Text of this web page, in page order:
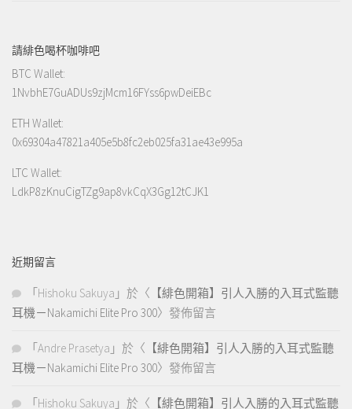
請緋色喝杯咖啡吧
BTC Wallet:
1NvbhE7GuADUs9zjMcm16FYss6pwDeiEBc
ETH Wallet:
0x69304a47821a405e5b8fc2eb025fa31ae43e995a
LTC Wallet:
LdkP8zKnuCigTZg9ap8vkCqX3Gg12tCJK1
近期留言
「 Hishoku Sakuya 」於〈 【緋色開箱】引人入勝的入耳式監聽
耳機－Nakamichi Elite Pro 300〉發佈留言
「 Andre Prasetya 」於〈 【緋色開箱】引人入勝的入耳式監聽
耳機－Nakamichi Elite Pro 300〉發佈留言
「 Hishoku Sakuya 」於〈 【緋色開箱】引人入勝的入耳式監聽